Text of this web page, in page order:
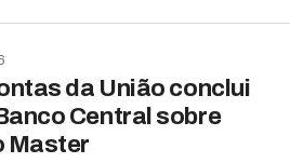
da União conclui
Central sobre
Master